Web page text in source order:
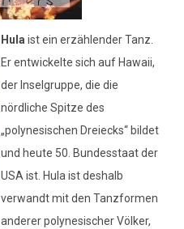
Hula ist ein erzählender Tanz.
Er entwickelte sich auf Hawaii,
der Inselgruppe, die die
nördliche Spitze des
„polynesischen Dreiecks“ bildet
und heute 50. Bundesstaat der
USA ist. Hula ist deshalb
verwandt mit den Tanzformen
anderer polynesischer Völker,